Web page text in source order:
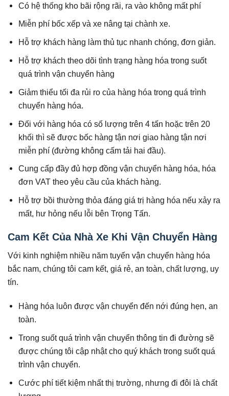
Có hệ thống kho bãi rộng rãi, ra vào không mất phí
Miễn phí bốc xếp và xe nâng tại chành xe.
Hỗ trợ khách hàng làm thủ tục nhanh chóng, đơn giản.
Hỗ trợ khách theo dõi tình trạng hàng hóa trong suốt
quá trình vận chuyển hàng
Giảm thiểu tối đa rủi ro của hàng hóa trong quá trình
chuyển hàng hóa.
Đối với hàng hóa có số lượng trên 4 tấn hoặc trên 20
khối thì sẽ được bốc hàng tận nơi giao hàng tận nơi
miễn phí (đường không cấm tải hai đầu).
Cung cấp đầy đủ hợp đồng vận chuyển hàng hóa, hóa
đơn VAT theo yêu cầu của khách hàng.
Hỗ trợ bồi thường thỏa đáng giá trị hàng hóa nếu xảy ra
mất, hư hỏng nếu lỗi bên Trọng Tấn.
Cam Kết Của Nhà Xe Khi Vận Chuyển Hàng
Với kinh nghiệm nhiều năm tuyến vận chuyển hàng hóa
bắc nam, chúng tôi cam kết, giá rẻ, an toàn, chất lượng, uy
tín.
Hàng hóa luôn được vận chuyển đến nới đúng hẹn, an
toàn.
Trong suốt quá trình vận chuyển thông tin đi đường sẽ
được chúng tôi cập nhật cho quý khách trong suốt quá
trình vận chuyển.
Cước phí tiết kiệm nhất thị trường, nhưng đi đôi là chất